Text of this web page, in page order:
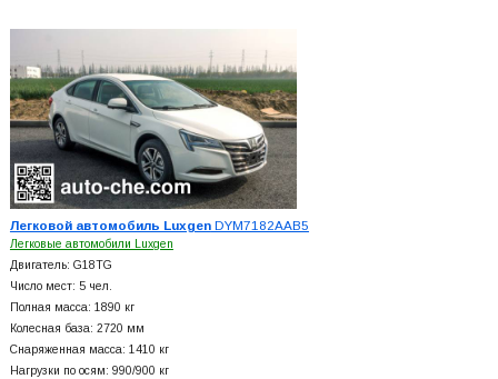
Легковой автомобиль LuxgenDYM7182AAB5
Легковые автомобили Luxgen
Двигатель: G18TG
Число мест: 5 чел.
Полная масса: 1890 кг
Колесная база: 2720 мм
Снаряженная масса: 1410 кг
Нагрузки по осям: 990/900 кг